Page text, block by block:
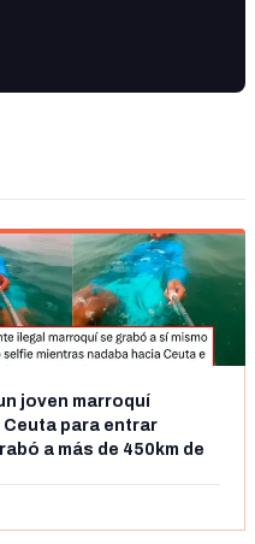
joven marroquí
para entrar
a más de 450km de